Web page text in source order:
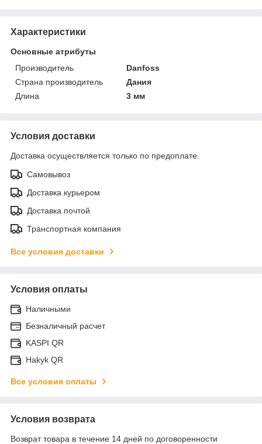
Характеристики
Основные атрибуты
Производитель
Danfoss
Страна производитель
Дания
Длина
3 мм
Условия доставки
Доставка осуществляется только по предоплате.
Самовывоз
Доставка курьером
Доставка почтой
Транспортная компания
Все условия доставки
Условия оплаты
Наличными
Безналичный расчет
KASPI QR
Hakyk QR
Все условия оплаты
Условия возврата
Возврат товара в течение 14 дней по договоренности